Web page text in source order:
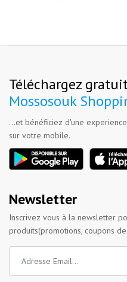
Téléchargez
Mossosouk
...et bénéficiez d'une
sur votre mobile.
Newsletter
Inscrivez vous à la newsletter
produits(promotions, coupons